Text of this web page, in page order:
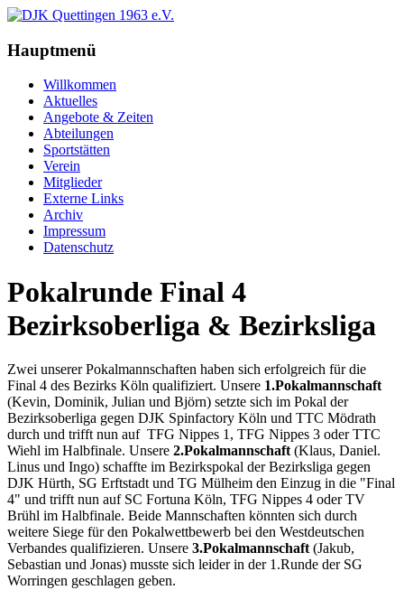
Hauptmenü
Willkommen
Aktuelles
Angebote & Zeiten
Abteilungen
Sportstätten
Verein
Mitglieder
Externe Links
Archiv
Impressum
Datenschutz
Pokalrunde Final 4
Bezirksoberliga & Bezirksliga
Zwei unserer Pokalmannschaften haben sich erfolgreich für die
Final 4 des Bezirks Köln qualifiziert. Unsere 1.Pokalmannschaft
(Kevin, Dominik, Julian und Björn) setzte sich im Pokal der
Bezirksoberliga gegen DJK Spinfactory Köln und TTC Mödrath
durch und trifft nun auf TFG Nippes 1, TFG Nippes 3 oder TTC
Wiehl im Halbfinale. Unsere 2.Pokalmannschaft (Klaus, Daniel.
Linus und Ingo) schaffte im Bezirkspokal der Bezirksliga gegen
DJK Hürth, SG Erftstadt und TG Mülheim den Einzug in die "Final
4" und trifft nun auf SC Fortuna Köln, TFG Nippes 4 oder TV
Brühl im Halbfinale. Beide Mannschaften könnten sich durch
weitere Siege für den Pokalwettbewerb bei den Westdeutschen
Verbandes qualifizieren. Unsere 3.Pokalmannschaft (Jakub,
Sebastian und Jonas) musste sich leider in der 1.Runde der SG
Worringen geschlagen geben.